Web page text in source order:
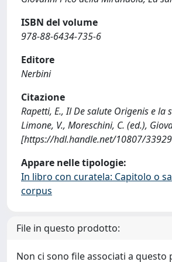
ISBN del volume
978-88-6434-735-6
Editore
Nerbini
Citazione
Rapetti, E., Il De salute Origenis e la
Limone, V., Moreschini, C. (ed.),
[https://hdl.handle.net/10807/
Appare nelle tipologie:
In libro con curatela: Capitolo o
corpus
File in questo prodotto:
Non ci sono file associati a questo